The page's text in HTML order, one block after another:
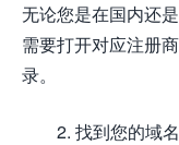
无论您是在国内还
需要打开对应注册
录。
2. 找到您的域